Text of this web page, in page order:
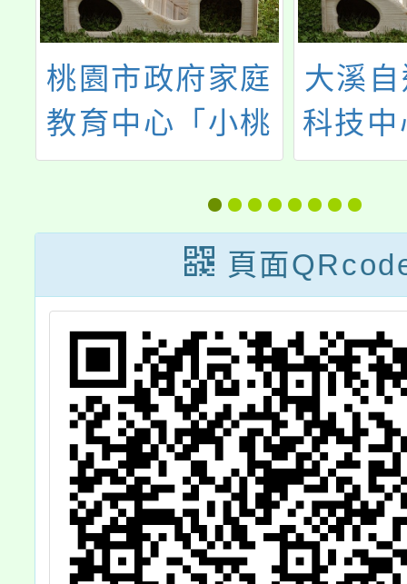
桃園市政府家庭
教育中心「小桃
家6月課程資
訊」，歡迎報名
參與。
大溪
科技
五月
頁面